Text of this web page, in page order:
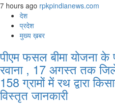
7 hours ago rpkpindianews.com
देश
प्रदेश
मुख्य ख़बर
पीएम फसल बीमा योजना के
रवाना , 17 अगस्त तक
158 ग्रामों में रथ द्वारा
विस्तृत जानकारी